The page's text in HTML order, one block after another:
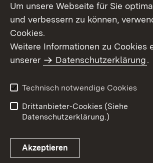
Benutzungshinweise
Erklärung
Um unsere Webseite für Sie
und verbessern zu können,
Cookies.
Weitere Informationen zu Cookies
unserer
Datenschutzerklärung.
Technisch notwendige Cookies
Drittanbieter-Cookies (Siehe
Datenschutzerklärung.)
Akzeptieren